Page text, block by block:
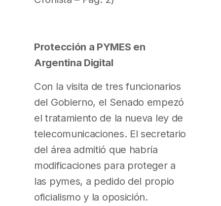
Protección a PYMES en
Argentina Digital
Con la visita de tres funcionarios
del Gobierno, el Senado empezó
el tratamiento de la nueva ley de
telecomunicaciones. El secretario
del área admitió que habría
modificaciones para proteger a
las pymes, a pedido del propio
oficialismo y la oposición.